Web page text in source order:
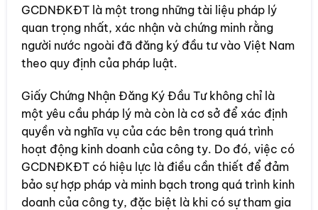
GCDNĐKĐT là một trong những tài liệu pháp lý
quan trọng nhất, xác nhận và chứng minh rằng
người nước ngoài đã đăng ký đầu tư vào Việt Nam
theo quy định của pháp luật.
Giấy Chứng Nhận Đăng Ký Đầu Tư không chỉ là
một yêu cầu pháp lý mà còn là cơ sở để xác định
quyền và nghĩa vụ của các bên trong quá trình
hoạt động kinh doanh của công ty. Do đó, việc có
GCDNĐKĐT có hiệu lực là điều cần thiết để đảm
bảo sự hợp pháp và minh bạch trong quá trình kinh
doanh của công ty, đặc biệt là khi có sự tham gia